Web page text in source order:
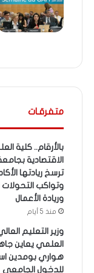
متفرقـات
بالأرقام.. كلية
ترسخ ريادتها
وتواكب التحولات
وريادة الأعمال
منذ 5 أيام
وزير التعليم
العلمي يعاين
هواري بومدين
للدخول الجامعي